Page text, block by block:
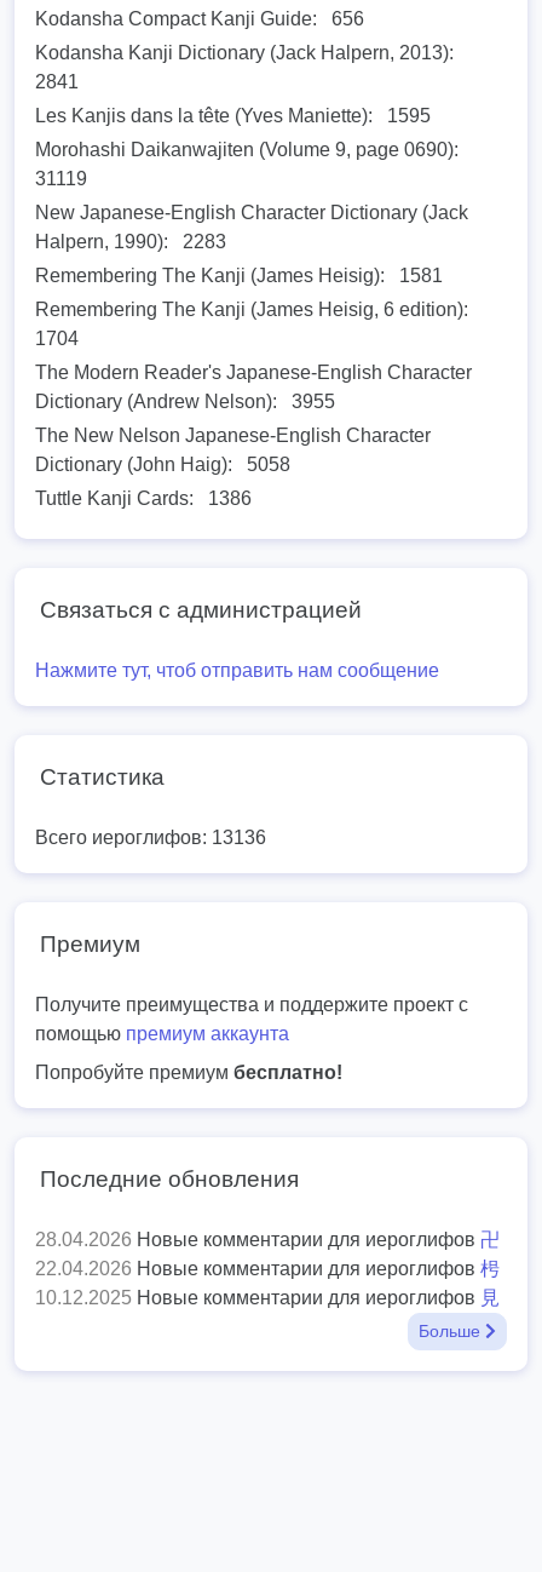
Kodansha Compact Kanji Guide:
656
Kodansha Kanji Dictionary (Jack Halpern, 2013):
2841
Les Kanjis dans la tête (Yves Maniette):
1595
Morohashi Daikanwajiten (Volume 9, page 0690):
31119
New Japanese-English Character Dictionary (Jack
Halpern, 1990):
2283
Remembering The Kanji (James Heisig):
1581
Remembering The Kanji (James Heisig, 6 edition):
1704
The Modern Reader's Japanese-English Character
Dictionary (Andrew Nelson):
3955
The New Nelson Japanese-English Character
Dictionary (John Haig):
5058
Tuttle Kanji Cards:
1386
Связаться с администрацией
Нажмите тут, чтоб отправить нам сообщение
Статистика
Всего иероглифов: 13136
Премиум
Получите преимущества и поддержите проект с
помощью премиум аккаунта
Попробуйте премиум бесплатно!
Последние обновления
28.04.2026 Новые комментарии для иероглифов 卍
22.04.2026 Новые комментарии для иероглифов 枵
10.12.2025 Новые комментарии для иероглифов 見
Больше